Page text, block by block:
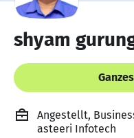
shyam
Angestellt,
asteeri Infotech